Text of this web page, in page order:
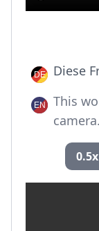
Diese
This
camera.
0.5x